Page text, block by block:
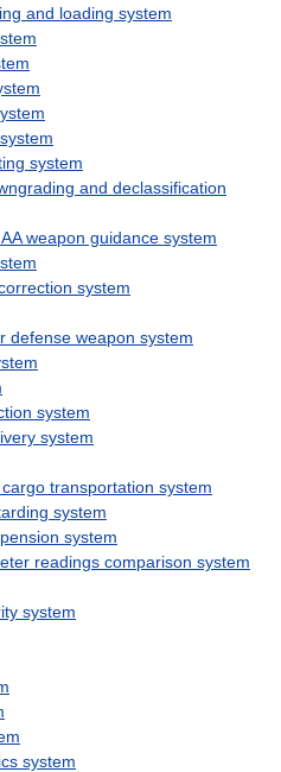
and loading system
system
and declassification
weapon guidance system
system
defense weapon system
system
system
transportation system
system
system
readings comparison system
system
system